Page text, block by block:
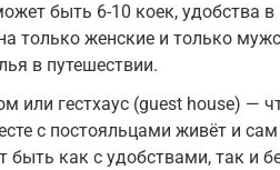
быть 6-10 коек, удобства
только женские и только
в путешествии.
или гестхаус (guest house) —
с постояльцами живёт и
быть как с удобствами, так и